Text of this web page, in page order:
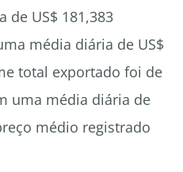
de US$ 181,383
média diária de US$
total exportado foi de
uma média diária de
médio registrado